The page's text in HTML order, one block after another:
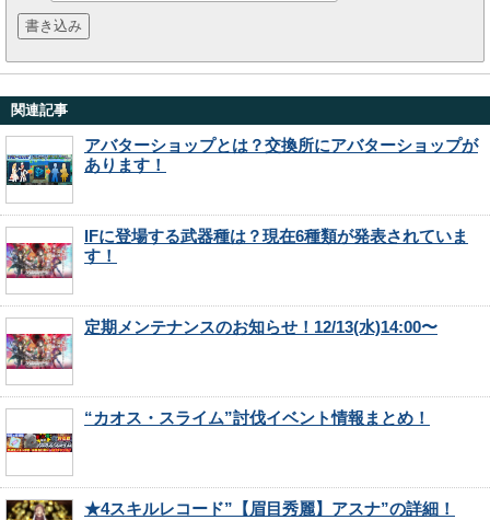
関連記事
アバターショップとは？交換所にアバターショップが
あります！
IFに登場する武器種は？現在6種類が発表されていま
す！
定期メンテナンスのお知らせ！12/13(水)14:00〜
“カオス・スライム”討伐イベント情報まとめ！
★4スキルレコード”【眉目秀麗】アスナ”の詳細！